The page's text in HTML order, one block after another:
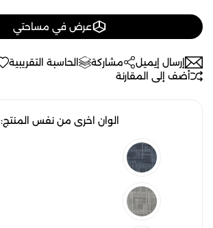
عرض في مساحتي
إرسال إيميل مشاركة الحاسبة التقريبية
أضف إلى المقارنة
الوان اخرى من نفس المنتج: